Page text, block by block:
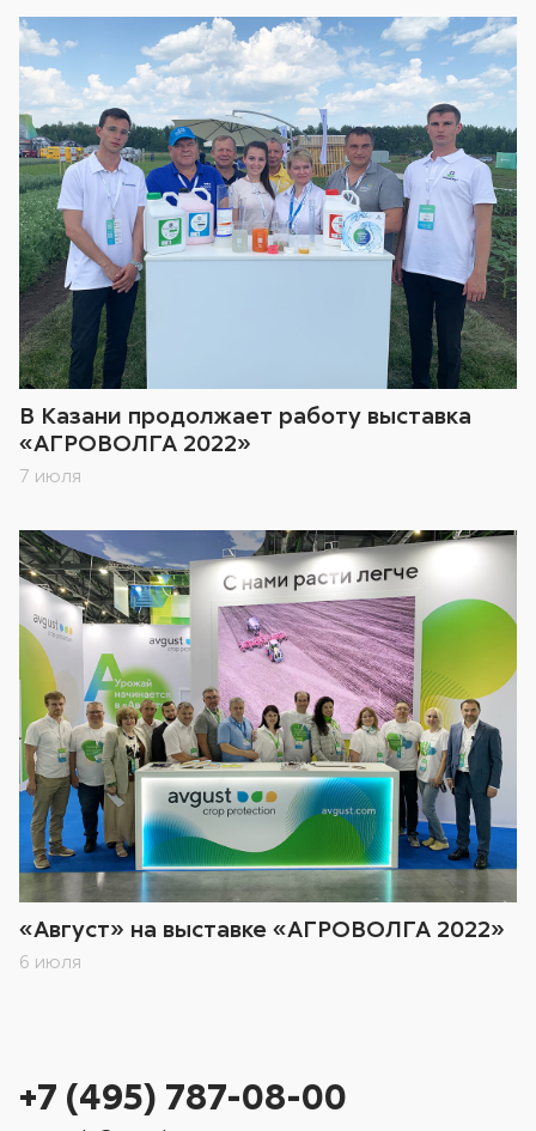
В Казани продолжает работу выставка
«АГРОВОЛГА 2022»
7 июля
«Август» на выставке «АГРОВОЛГА 2022»
6 июля
+7 (495) 787-08-00